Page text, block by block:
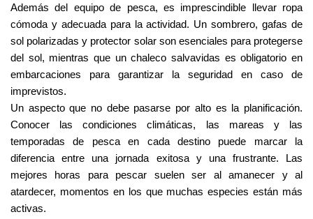
Además del equipo de pesca, es imprescindible llevar ropa
cómoda y adecuada para la actividad. Un sombrero, gafas de
sol polarizadas y protector solar son esenciales para protegerse
del sol, mientras que un chaleco salvavidas es obligatorio en
embarcaciones para garantizar la seguridad en caso de
imprevistos.
Un aspecto que no debe pasarse por alto es la planificación.
Conocer las condiciones climáticas, las mareas y las
temporadas de pesca en cada destino puede marcar la
diferencia entre una jornada exitosa y una frustrante. Las
mejores horas para pescar suelen ser al amanecer y al
atardecer, momentos en los que muchas especies están más
activas.